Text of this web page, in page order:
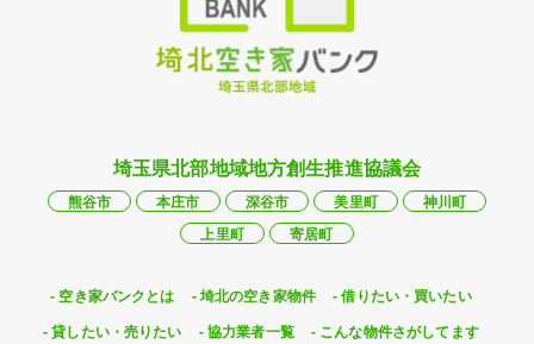
よくある質問
協力業者について
埼玉県北部地域地方創生推進協議会
熊谷市 本庄市 深谷市 美里町
神川町
上里町
寄居町
空き家バンクとは 埼北の空き家物件
借りたい・買いたい
貸したい・売りたい
協力業者一覧
こんな物件さがしてます